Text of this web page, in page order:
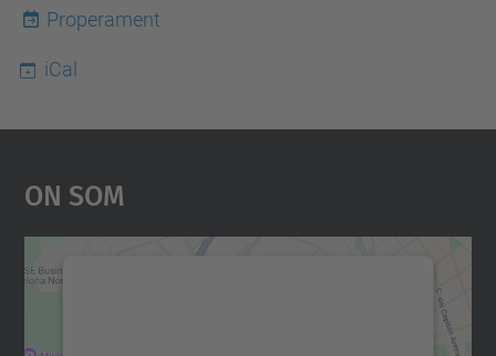
Properament
iCal
On Som